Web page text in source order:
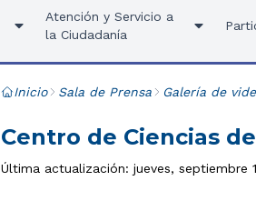
Atención y Servicio a
la Ciudadanía
Inicio Sala de Prensa Galería de
Centro de Ciencias
Última actualización: jueves, septiembre